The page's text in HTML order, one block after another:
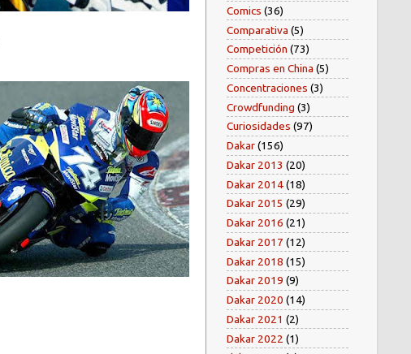
Comics (36)
Comparativa (5)
Competición (73)
Compras en China (5)
Concentraciones (3)
Crowdfunding (3)
Curiosidades (97)
Dakar(156)
Dakar 2013 (20)
Dakar 2014(18)
Dakar 2015 (29)
Dakar 2016 (21)
Dakar 2017 (12)
Dakar 2018 (15)
Dakar 2019 (9)
Dakar 2020 (14)
Dakar 2021 (2)
Dakar 2022 (1)